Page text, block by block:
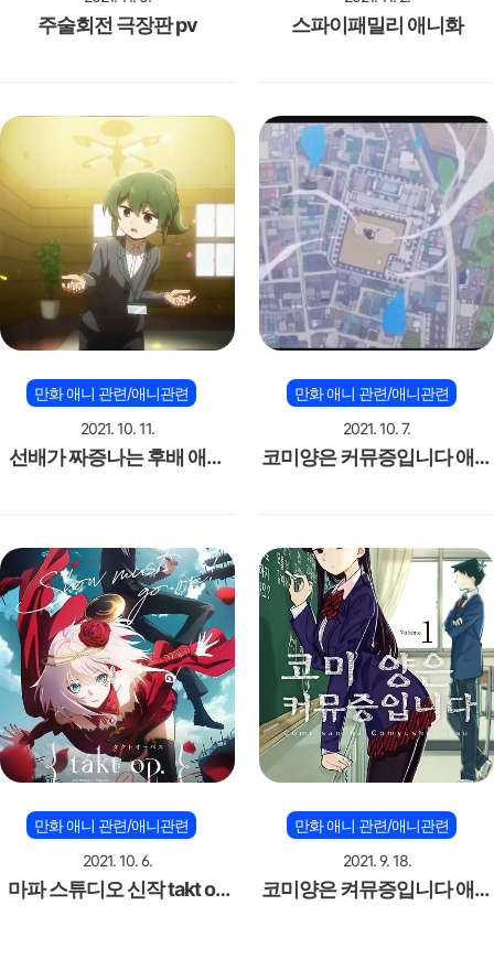
주술회전 극장판 pv 스파이패밀리 애니화
만화 애니 관련/애니관련
2021. 10. 11.
선배가 짜증나는 후배 애니
만화 애니 관련/애니관련
2021. 10. 7.
코미양은 커뮤증입니다 애니
만화 애니 관련/애니관련
2021. 10. 6.
마파 스튜디오 신작 takt op
만화 애니 관련/애니관련
2021. 9. 18.
코미양은 켜뮤증입니다 애니